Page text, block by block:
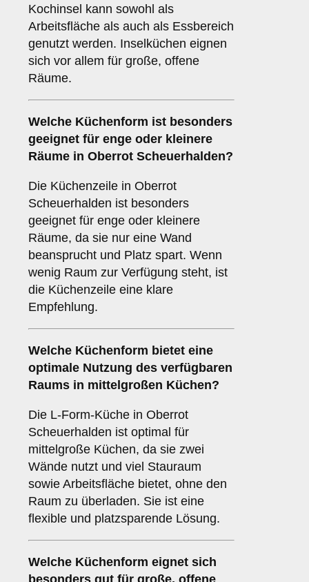
Kochinsel kann sowohl als
Arbeitsfläche als auch als Essbereich
genutzt werden. Inselküchen eignen
sich vor allem für große, offene
Räume.
Welche Küchenform ist besonders
geeignet für enge oder kleinere
Räume in Oberrot Scheuerhalden?
Die Küchenzeile in Oberrot
Scheuerhalden ist besonders
geeignet für enge oder kleinere
Räume, da sie nur eine Wand
beansprucht und Platz spart. Wenn
wenig Raum zur Verfügung steht, ist
die Küchenzeile eine klare
Empfehlung.
Welche Küchenform bietet eine
optimale Nutzung des verfügbaren
Raums in mittelgroßen Küchen?
Die L-Form-Küche in Oberrot
Scheuerhalden ist optimal für
mittelgroße Küchen, da sie zwei
Wände nutzt und viel Stauraum
sowie Arbeitsfläche bietet, ohne den
Raum zu überladen. Sie ist eine
flexible und platzsparende Lösung.
Welche Küchenform eignet sich